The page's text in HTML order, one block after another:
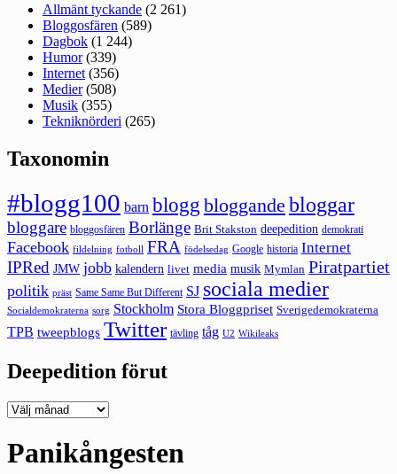
Allmänt tyckande (2 261)
Bloggosfären (589)
Dagbok (1 244)
Humor(339)
Internet (356)
Medier(508)
Musik (355)
Tekniknörderi (265)
Taxonomin
#blogg100 barn blogg bloggande bloggar
bloggare bloggosfären Borlänge Brit Stakston deepedition demokrati
Facebook fildelning fotboll FRA födelsedag Google historia Internet
IPRed JMW jobb kalendern livet media musik Mymlan Piratpartiet
politik präst Same Same But Different SJ sociala medier
Socialdemokraterna sorg Stockholm Stora Bloggpriset Sverigedemokraterna
TPB tweepblogs Twitter tävling tåg U2 Wikileaks
Deepedition förut
Deepedition
Panikångesten